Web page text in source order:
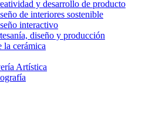
y desarrollo de producto
de interiores sostenible
interactivo
diseño y producción
la cerámica
Artística